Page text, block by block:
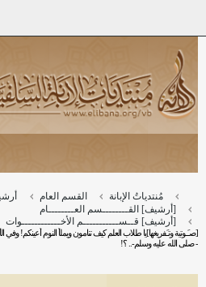
مُنتدياتُ الإبانة القسم العام
[أرشيف] القــــــــسم العــــــــام
[أرشيف] قــســـــــــــم الأخــــــــــــوات
[صـَـوتية وتـَفريغها]يا طلاب العلم كيف تنامون ويملأ النوم أعينكم! وفي
- صلى الله عليه وسلم-.. ؟!